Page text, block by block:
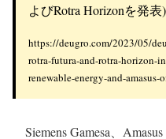
よびRotra Horizonを発表)
https://deugro.com/2023/05/
rotra-futura-and-rotra-horizon-
renewable-energy-and-amasus-
Siemens Gamesa、